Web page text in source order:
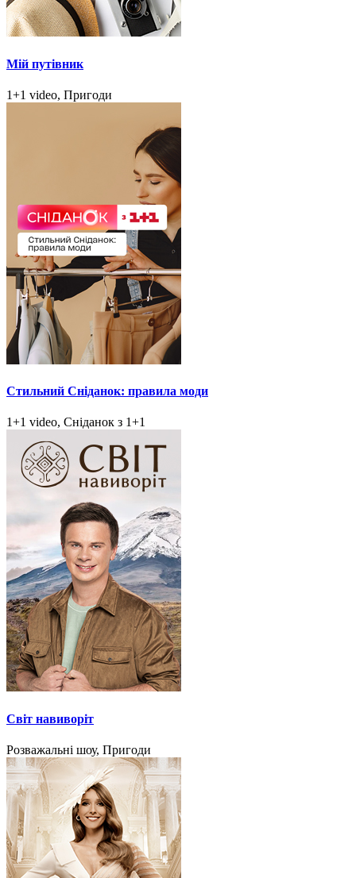
Мій путівник
1+1 video, Пригоди
Стильний Сніданок: правила моди
1+1 video, Сніданок з 1+1
Світ навиворіт
Розважальні шоу, Пригоди